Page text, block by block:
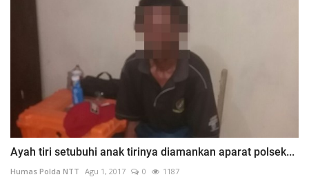
Ayah tiri setubuhi anak tirinya diamankan aparat polsek...
Humas Polda NTT Agu 1, 2017 0 1187